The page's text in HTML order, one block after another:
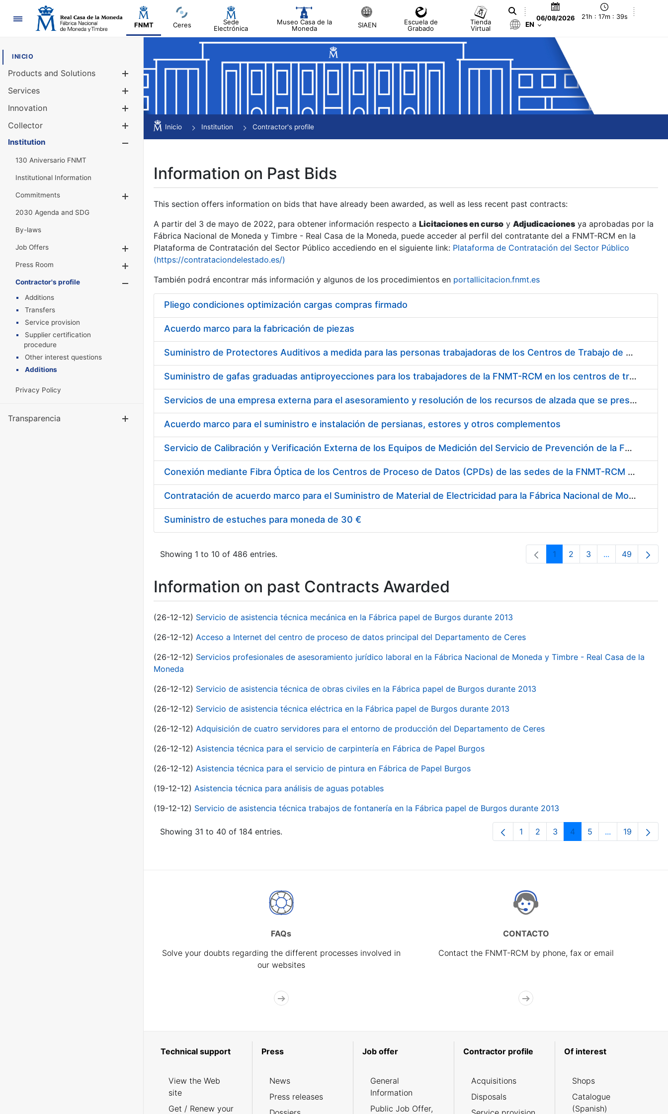
Navigation
FNMT Ceres
Sede
Electrónica
Museo Casa de la
Moneda
SIAEN
Escuela de
Grabado
Tienda
Virtual
06/08/2026 21h : 17m : 40s
EN
INICIO
Products and Solutions
Services
Innovation
Collector
Show/Hide
Institution
130 Aniversario FNMT
Institutional Information
Commitments
2030 Agenda and SDG
By-laws
Job Offers
Show/Hide
Press Room
Show/Hide
Contractor's profile
Show/Hide
Additions
Transfers
Service provision
Supplier certification
procedure
Other interest questions
Additions
Privacy Policy
Transparencia Show/Hide
Inicio Institution Contractor's profile
Information on Past Bids
This section offers information on bids that have already been awarded, as well as less recent past contracts:
A partir del 3 de mayo de 2022, para obtener información respecto a Licitaciones en curso y Adjudicaciones ya aprobadas por la
Fábrica Nacional de Moneda y Timbre - Real Casa de la Moneda, puede acceder al perfil del contratante del a FNMT-RCM en la
Plataforma de Contratación del Sector Público accediendo en el siguiente link: Plataforma de Contratación del Sector Público
(https://contrataciondelestado.es/)
También podrá encontrar más información y algunos de los procedimientos en portallicitacion.fnmt.es
Pliego condiciones optimización cargas compras firmado
Acuerdo marco para la fabricación de piezas
Suministro de Protectores Auditivos a medida para las personas trabajadoras de los Centros de Trabajo de Madrid y Burgos
Suministro de gafas graduadas antiproyecciones para los trabajadores de la FNMT-RCM en los centros de trabajo de Madrid y Burgos
Servicios de una empresa externa para el asesoramiento y resolución de los recursos de alzada que se presentan relacionados con procesos de selección para la FNMT-RCM
Acuerdo marco para el suministro e instalación de persianas, estores y otros complementos
Servicio de Calibración y Verificación Externa de los Equipos de Medición del Servicio de Prevención de la FNMT-RCM
Conexión mediante Fibra Óptica de los Centros de Proceso de Datos (CPDs) de las sedes de la FNMT-RCM de Burgos y Madrid
Contratación de acuerdo marco para el Suministro de Material de Electricidad para la Fábrica Nacional de Moneda y Timbre-Real Casa de la Moneda en su centro de trabajo de Burgos
Suministro de estuches para moneda de 30 €
Showing 1 to 10 of 486 entries. Page
1 Page
2 Page
3 ...Intermediate
Page
49
Information on past Contracts Awarded
(26-12-12) Servicio de asistencia técnica mecánica en la Fábrica papel de Burgos durante 2013
(26-12-12) Acceso a Internet del centro de proceso de datos principal del Departamento de Ceres
(26-12-12) Servicios profesionales de asesoramiento jurídico laboral en la Fábrica Nacional de Moneda y Timbre - Real Casa de la
Moneda
(26-12-12) Servicio de asistencia técnica de obras civiles en la Fábrica papel de Burgos durante 2013
(26-12-12) Servicio de asistencia técnica eléctrica en la Fábrica papel de Burgos durante 2013
(26-12-12) Adquisición de cuatro servidores para el entorno de producción del Departamento de Ceres
(26-12-12) Asistencia técnica para el servicio de carpintería en Fábrica de Papel Burgos
(26-12-12) Asistencia técnica para el servicio de pintura en Fábrica de Papel Burgos
(19-12-12) Asistencia técnica para análisis de aguas potables
(19-12-12) Servicio de asistencia técnica trabajos de fontanería en la Fábrica papel de Burgos durante 2013
Showing 31 to 40 of 184 entries. Page
1 Page
2 Page
3 Page
4 Page
5 ...Intermediate
Page
19
FAQs
Solve your doubts regarding the different processes involved in
our websites
CONTACTO
Contact the FNMT-RCM by phone, fax or email
Technical support
View the Web
site
Get / Renew your
Press
News
Press releases
Job offer
General
Information
Public Job Offer,
Contractor profile
Acquisitions
Disposals
Of interest
Shops
Catalogue
(Spanish)